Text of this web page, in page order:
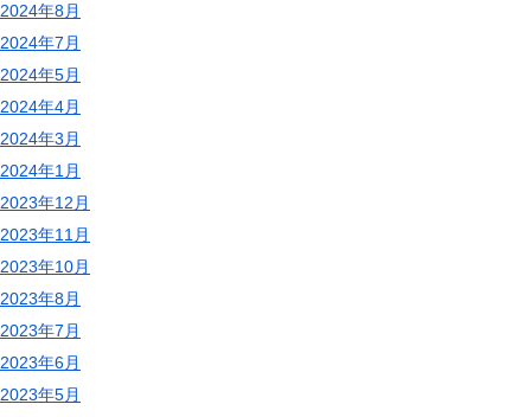
2024年8月
2024年7月
2024年5月
2024年4月
2024年3月
2024年1月
2023年12月
2023年11月
2023年10月
2023年8月
2023年7月
2023年6月
2023年5月